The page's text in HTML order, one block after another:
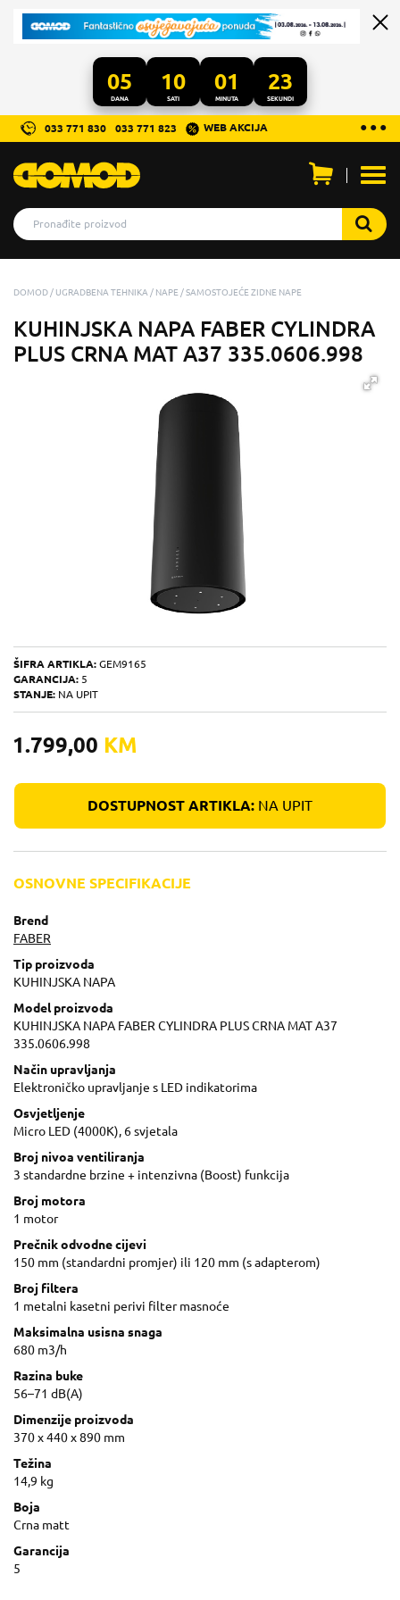
05
DANA
10
SATI
01
MINUTA
23
SEKUNDI
...
● ● ●
033 771 830 033 771 823 WEB AKCIJA
DOMOD UGRADBENA TEHNIKA NAPE SAMOSTOJEĆE ZIDNE NAPE
KUHINJSKA NAPA FABER CYLINDRA
PLUS CRNA MAT A37 335.0606.998
ŠIFRA ARTIKLA: GEM9165
GARANCIJA: 5
STANJE: NA UPIT
1.799,00 KM
DOSTUPNOST ARTIKLA: NA UPIT
OSNOVNE SPECIFIKACIJE
Brend
FABER
Tip proizvoda
KUHINJSKA NAPA
Model proizvoda
KUHINJSKA NAPA FABER CYLINDRA PLUS CRNA MAT A37
335.0606.998
Način upravljanja
Elektroničko upravljanje s LED indikatorima
Osvjetljenje
Micro LED (4000K), 6 svjetala
Broj nivoa ventiliranja
3 standardne brzine + intenzivna (Boost) funkcija
Broj motora
1 motor
Prečnik odvodne cijevi
150 mm (standardni promjer) ili 120 mm (s adapterom)
Broj filtera
1 metalni kasetni perivi filter masnoće
Maksimalna usisna snaga
680 m3/h
Razina buke
56–71 dB(A)
Dimenzije proizvoda
370 x 440 x 890 mm
Težina
14,9 kg
Boja
Crna matt
Garancija
5